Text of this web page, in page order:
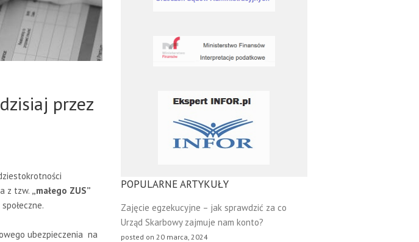
przez
z tzw. „małego ZUS”
ubezpieczenia na
POPULARNE ARTYKUŁY
Zajęcie egzekucyjne – jak sprawdzić za co
Urząd Skarbowy zajmuje nam konto?
posted on 20 marca, 2024